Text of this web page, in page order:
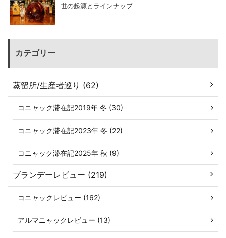
世の起源とラインナップ
カテゴリー
蒸留所/生産者巡り (62)
コニャック滞在記2019年 冬 (30)
コニャック滞在記2023年 冬 (22)
コニャック滞在記2025年 秋 (9)
ブランデーレビュー (219)
コニャックレビュー (162)
アルマニャックレビュー (13)